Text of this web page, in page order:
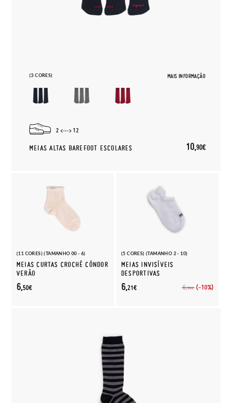
(3 CORES) MAIS INFORMAÇÃO
2 12
MEIAS ALTAS BAREFOOT ESCOLARES 10,90€
(11 CORES) (TAMANHO 00 - 6)
MEIAS CURTAS CROCHÉ CÓNDOR
VERÃO
6,50€
(5 CORES) (TAMANHO 2 - 10)
MEIAS INVISÍVEIS
DESPORTIVAS
6,90€ (-10%)
6,21€